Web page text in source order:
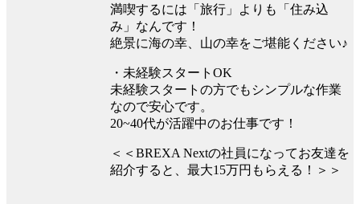
満喫するには「旅行」よりも「住み込
み」なんです！
絶景に海の幸、山の幸をご堪能ください♪
・未経験スタートOK
未経験スタートの方でもシンプルな作業
なので安心です。
20~40代が活躍中のお仕事です！
＜＜BREXA Nextの社員になってお友達を
紹介すると、最大15万円もらえる！＞＞